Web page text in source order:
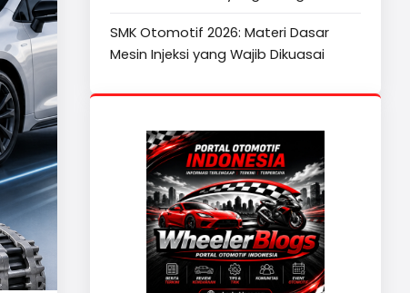
SMK Otomotif 2026: Materi Dasar
Mesin Injeksi yang Wajib Dikuasai